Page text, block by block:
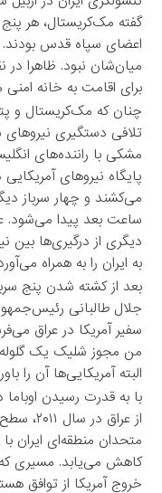
گفته مک‌کریستال، هر پنج
اعضای سپاه قدس بودند.
میان‌شان نبود. ظاهرا در
برای اقامت به خانه
تلافی دستگیری
مشکی با راننده‌های
پایگاه نیروهای
می‌کشند و چهار سرباز
ساعت بعد پیدا می‌شود.
دیگری از درگیری‌ها بین
به ایران را به همراه
بعد از کشته شدن پنج
جلال طالبانی
سفیر آمریکا در عراق
من مجوز شلیک یک گلوله
البته آمریکایی‌ها آن را
از عراق
متحدان منطقه‌ای ایران
کاهش می‌‌یابد. مسیری که